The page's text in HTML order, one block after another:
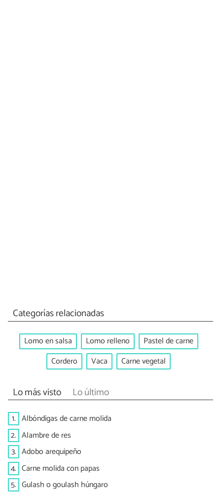
Categorías relacionadas
Lomo en salsa Lomo relleno
Pastel de carne
Cordero
Vaca Carne vegetal
Lo más visto Lo último
1. Albóndigas de carne molida
2. Alambre de res
3. Adobo arequipeño
4. Carne molida con papas
5. Gulash o goulash húngaro